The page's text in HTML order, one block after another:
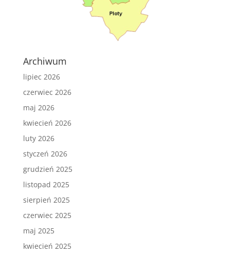
Archiwum
lipiec 2026
czerwiec 2026
maj 2026
kwiecień 2026
luty 2026
styczeń 2026
grudzień 2025
listopad 2025
sierpień 2025
czerwiec 2025
maj 2025
kwiecień 2025